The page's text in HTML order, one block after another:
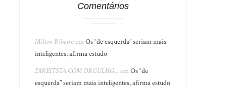
Comentários
Milton RibeiroemOs “de esquerda” seriam mais
inteligentes, afirma estudo
DIREITSTA COM ORGULHO... emOs “de
esquerda” seriam mais inteligentes, afirma estudo